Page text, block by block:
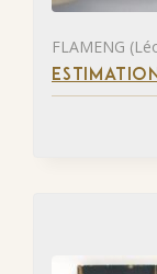
FLAMENG